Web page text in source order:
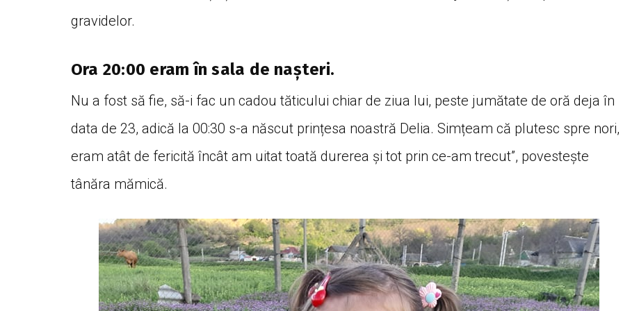
gravidelor.
Ora 20:00 eram în sala de nașteri.
Nu a fost să fie, să-i fac un cadou tăticului chiar de ziua lui, peste jumătate de oră deja în
data de 23, adică la 00:30 s-a născut prințesa noastră Delia. Simțeam că plutesc spre nori,
eram atât de fericită încât am uitat toată durerea și tot prin ce-am trecut”, povestește
tânăra mămică.